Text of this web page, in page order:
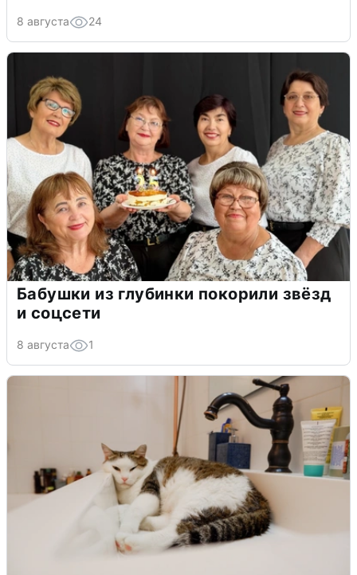
8 августа 24
Бабушки из глубинки покорили звёзд
и соцсети
8 августа 1